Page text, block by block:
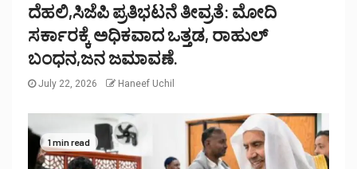
ದೆಹಲಿ,ಸಿಜೆಪಿ ಪ್ರತಿಭಟನೆ ತೀವ್ರತೆ: ಮೋದಿ
ಸರ್ಕಾರಕ್ಕೆ ಅಧಿಕವಾದ ಒತ್ತಡ, ರಾಹುಲ್
ಬಂಧನ,ಜನ ಜಮಾವಣೆ.
July 22, 2026 Haneef Uchil
1 min read